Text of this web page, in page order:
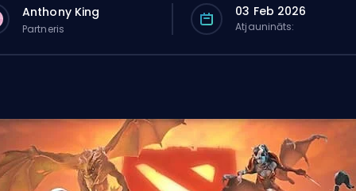
Anthony King
Partneris
03 Feb 2026
Atjaunināts: